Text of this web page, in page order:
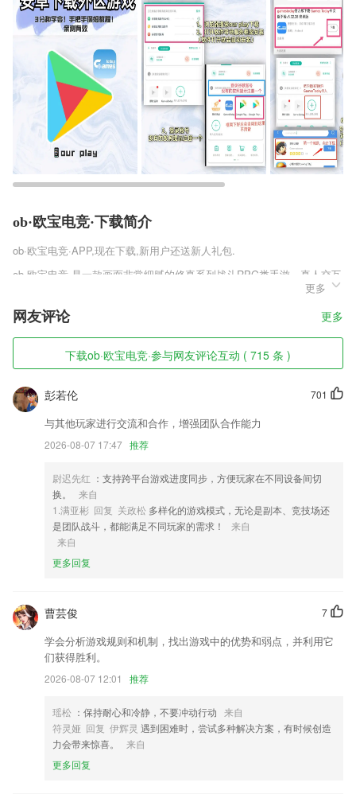
ob·欧宝电竞·下载简介
ob·欧宝电竞·APP,现在下载,新用户还送新人礼包.
ob·欧宝电竞·是一款画面非常细腻的修真系列战斗RPG类手游，真人交互
收割无限快感，加入震撼公会之中，携手夺宝试炼到底，限定皮肤解锁，
灵活指尖操作，玩起来无比的刺激哦。三界梦幻世界，美腻高清地图，里
面充满危机，仗剑冒险一路惊险不停，掉落极品装备，挂机也能拿经验。
ob·欧宝电竞·软件特色
1,可以关注收藏自己喜欢的内容，系统会根据用户的喜好来进行推荐。
2,社保贷款、公积金贷款、车抵贷款、房抵贷款、芝麻信用贷款、企业主
贷款等。
3,完美的人机工程设计，MINO的设计根据人体身形细节精心调整，骑行
时它就像是你身体的一部分，操作流畅顺手，无所不至。
4,全面满足数字化校园需求，支持管、教、学、考、评全过程。
5,提供了本地圈子论坛，可以在线与其他网友互动聊天，一起畅谈生活趣
6,我的设备,查看绑定的设备
ob·欧宝电竞·软件优势
卡片。
2.【便捷】在线直播互动教学,足不出户体验沉浸式学习.高清录播课程,离
线缓存可随时随地自由学习.
3.撤销推送的功能非常人性化，便于教师及时撤销相应推送内容；
误、发音缺陷。来测一测你能得100分吗？
5.提供更为创新的课堂教育方式，这些视频课程都能在线观看
6.并经过了反复的校对和修正，在发音、咬字以及情感上达到高度统一，
更多
网友评论 更多
下载ob·欧宝电竞·参与网友评论互动 ( 715 条 )
701
彭若伦
与其他玩家进行交流和合作，增强团队合作能力
2026-08-07 17:47 推荐
尉迟先红 ：支持跨平台游戏进度同步，方便玩家在不同设备间切
换。
来自
1.满亚彬 回复 关政松 多样化的游戏模式，无论是副本、竞技场还
是团队战斗，都能满足不同玩家的需求！
来自
来自
更多回复
7
曹芸俊
学会分析游戏规则和机制，找出游戏中的优势和弱点，并利用它
们获得胜利。
2026-08-07 12:01 推荐
瑶松 ：保持耐心和冷静，不要冲动行动 来自
符灵娅 回复 伊辉灵 遇到困难时，尝试多种解决方案，有时候创造
力会带来惊喜。
来自
更多回复